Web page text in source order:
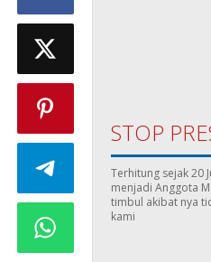
STOP
Terhitung sejak 20
menjadi Anggota
timbul akibat nya
kami